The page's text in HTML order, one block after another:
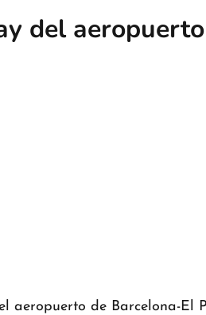
del
aeropuerto de Barcelona-El